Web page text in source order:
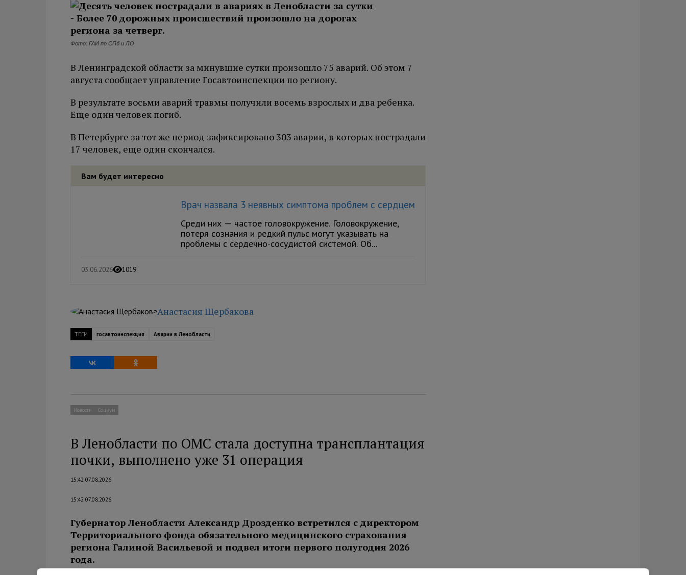
Фото: ГАИ по СПб и ЛО
В Ленинградской области за минувшие сутки произошло 75 аварий. Об этом 7
августа сообщает управление Госавтоинспекции по региону.
В результате восьми аварий травмы получили восемь взрослых и два ребенка.
Еще один человек погиб.
В Петербурге за тот же период зафиксировано 303 аварии, в которых пострадали
17 человек, еще один скончался.
Вам будет интересно
Врач назвала 3 неявных симптома проблем с сердцем
Среди них — частое головокружение. Головокружение,
потеря сознания и редкий пульс могут указывать на
проблемы с сердечно-сосудистой системой. Об...
03.06.2026 1019
Анастасия Щербакова
ТЕГИ госавтоинспекция Аварии в Ленобласти
Новости Социум
В Ленобласти по ОМС стала доступна трансплантация
почки, выполнено уже 31 операция
15:42 07.08.2026
15:42 07.08.2026
Губернатор Ленобласти Александр Дрозденко встретился с директором
Территориального фонда обязательного медицинского страхования
региона Галиной Васильевой и подвел итоги первого полугодия 2026
года.